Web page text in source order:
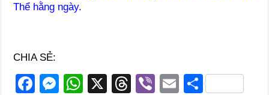
Thể hằng ngày.
CHIA SẺ:
F
M
W
X
T
Vi
E S